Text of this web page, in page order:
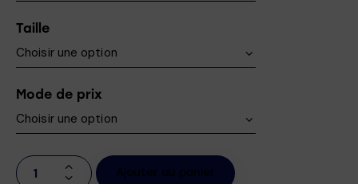
Taille
Mode de prix
Ajouter au panier